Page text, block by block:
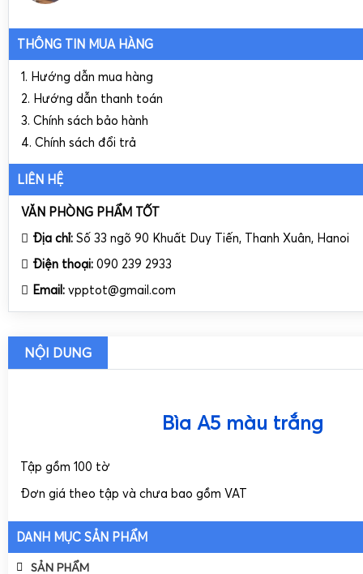
THÔNG TIN MUA HÀNG
1. Hướng dẫn mua hàng
2. Hướng dẫn thanh toán
3. Chính sách bảo hành
4. Chính sách đổi trả
LIÊN HỆ
VĂN PHÒNG PHẨM TỐT
Địa chỉ: Số 33 ngõ 90 Khuất Duy Tiến, Thanh Xuân, Hanoi
Điện thoại: 090 239 2933
Email: vpptot@gmail.com
NỘI DUNG
Bìa A5 màu trắng
Tập gồm 100 tờ
Đơn giá theo tập và chưa bao gồm VAT
DANH MỤC SẢN PHẨM
SẢN PHẨM